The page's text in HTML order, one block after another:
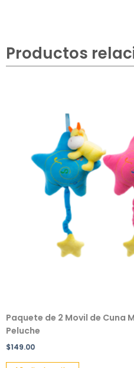
Productos
Paquete de 2 Movil de Cuna
Peluche
$149.00